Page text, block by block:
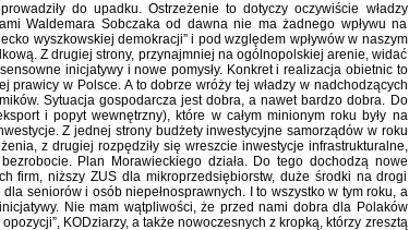
do upadku. Ostrzeżenie to dotyczy oczywiście władzy
Waldemara Sobczaka od dawna nie ma żadnego wpływu na
wyszkowskiej demokracji” i pod względem wpływów w naszym
Z drugiej strony, przynajmniej na ogólnopolskiej arenie, widać
inicjatywy i nowe pomysły. Konkret i realizacja obietnic to
prawicy w Polsce. A to dobrze wróży tej władzy w nadchodzących
Sytuacja gospodarcza jest dobra, a nawet bardzo dobra. Do
i popyt wewnętrzny), które w całym minionym roku były na
Z jednej strony budżety inwestycyjne samorządów w roku
z drugiej rozpędziły się wreszcie inwestycje infrastrukturalne,
Plan Morawieckiego działa. Do tego dochodzą nowe
firm, niższy ZUS dla mikroprzedsiębiorstw, duże środki na drogi
seniorów i osób niepełnosprawnych. I to wszystko w tym roku, a
Nie mam wątpliwości, że przed nami dobra dla Polaków
KODziarzy, a także nowoczesnych z kropką, którzy zresztą